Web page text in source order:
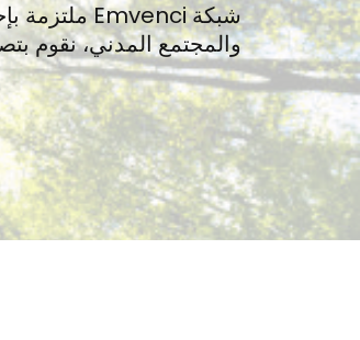
والمجتمع المدني، نقوم